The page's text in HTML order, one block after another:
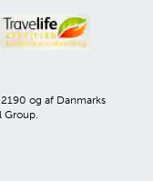
og af Danmarks
Group.